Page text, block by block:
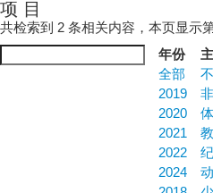
项 目
共检索到 2 条相关内容，本页显示
年份
全部
2019
2020
2021
2022
2024